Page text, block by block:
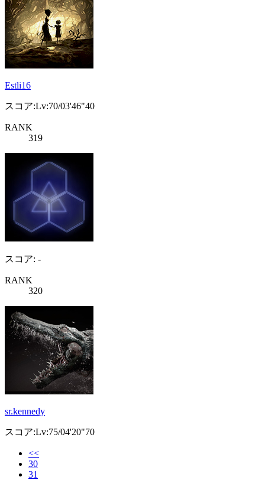
Estli16
スコア:Lv:70/03'46"40
RANK
319
スコア: -
RANK
320
sr.kennedy
スコア:Lv:75/04'20"70
<<
30
31